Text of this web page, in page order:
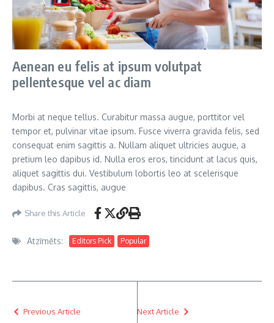
Aenean eu felis at ipsum volutpat
pellentesque vel ac diam
Morbi at neque tellus. Curabitur massa augue, porttitor vel
tempor et, pulvinar vitae ipsum. Fusce viverra gravida felis, sed
consequat enim sagittis a. Nullam aliquet ultricies augue, a
pretium leo dapibus id. Nulla eros eros, tincidunt at lacus quis,
aliquet sagittis dui. Vestibulum lobortis leo at scelerisque
dapibus. Cras sagittis, augue
Share this Article
Atzīmēts: Editors Pick Popular
Previous Article Next Article